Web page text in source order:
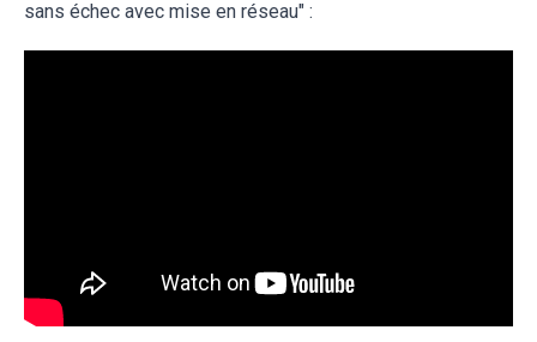
sans échec avec mise en réseau" :